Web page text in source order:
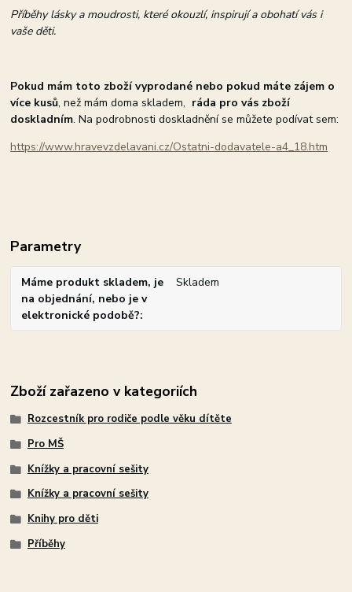
Příběhy lásky a moudrosti, které okouzlí, inspirují a obohatí vás i
vaše děti.
Pokud mám toto zboží vyprodané nebo pokud máte zájem o
více kusů, než mám doma skladem, ráda pro vás zboží
doskladním. Na podrobnosti doskladnění se můžete podívat sem:
https://www.hravevzdelavani.cz/Ostatni-dodavatele-a4_18.htm
Parametry
Máme produkt skladem, je
na objednání, nebo je v
elektronické podobě?
Skladem
Zboží zařazeno v kategoriích
Rozcestník pro rodiče podle věku dítěte
Pro MŠ
Knížky a pracovní sešity
Knížky a pracovní sešity
Knihy pro děti
Příběhy